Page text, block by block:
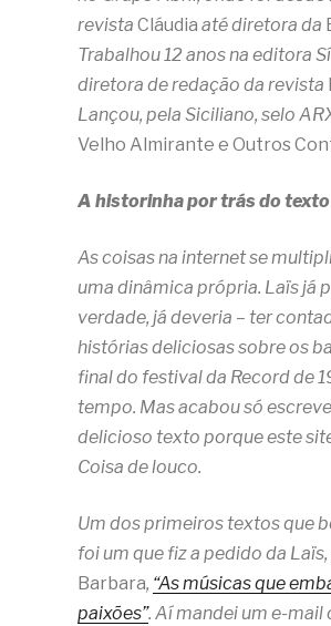
revista Cláudia até diretora da
Trabalhou 12 anos na editora
diretora de redação da revista
Lançou, pela Siciliano, selo
Velho Almirante e Outros
A historinha por trás do texto
As coisas na internet se
uma dinâmica própria. Laïs já
verdade, já deveria – ter
histórias deliciosas sobre os
final do festival da Record de
tempo. Mas acabou só
delicioso texto porque este
Coisa de louco.
Um dos primeiros textos que
foi um que fiz a pedido da
Barbara, “As músicas que
paixões”. Aí mandei um e-mail